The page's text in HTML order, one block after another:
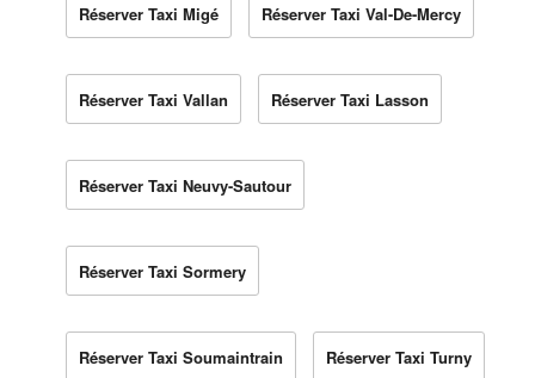
Réserver Taxi Migé Réserver Taxi Val-De-Mercy
Réserver Taxi Vallan Réserver Taxi Lasson
Réserver Taxi Neuvy-Sautour
Réserver Taxi Sormery
Réserver Taxi Soumaintrain Réserver Taxi Turny